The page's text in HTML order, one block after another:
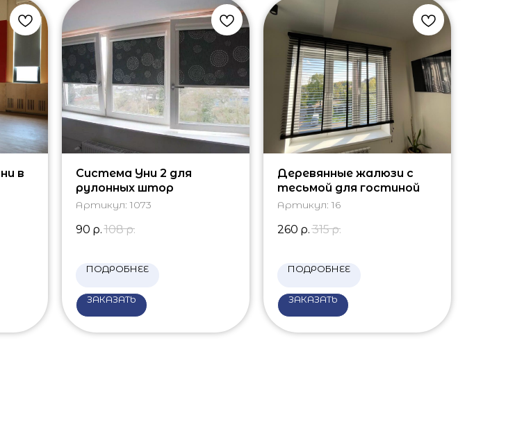
в
Система Уни 2 для
рулонных штор
Артикул: 1073
90 р. 108 р.
ПОДРОБНЕЕ
ЗАКАЗАТЬ
Деревянные жалюзи с
тесьмой для гостиной
Артикул: 16
260 р. 315 р.
ПОДРОБНЕЕ
ЗАКАЗАТЬ